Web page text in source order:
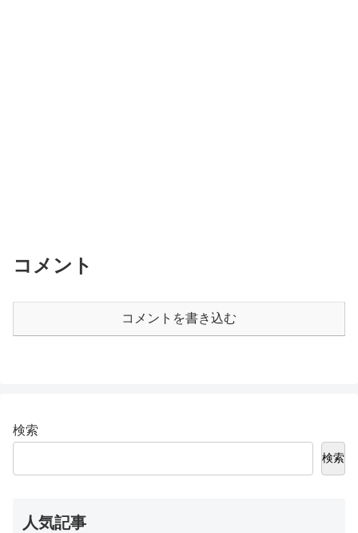
コメント
コメントを書き込む
検索
検索
人気記事